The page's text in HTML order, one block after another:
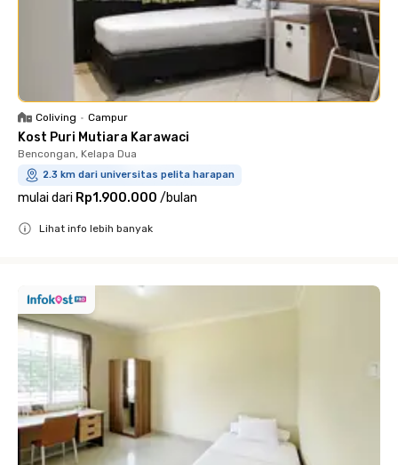
Coliving • Campur
Kost Puri Mutiara Karawaci
Bencongan, Kelapa Dua
2.3 km dari universitas pelita harapan
mulai dari Rp1.900.000 /bulan
Lihat info lebih banyak